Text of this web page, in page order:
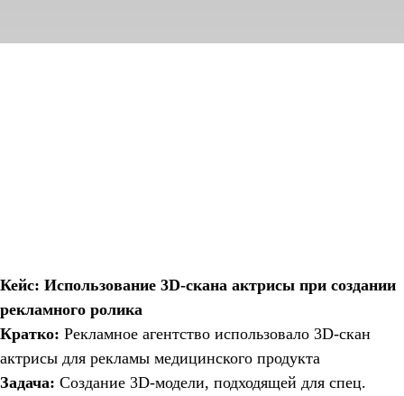
Кейс: Использование 3D-скана актрисы при создании
рекламного ролика
Кратко: Рекламное агентство использовало 3D-скан
актрисы для рекламы медицинского продукта
Задача: Создание 3D-модели, подходящей для спец.